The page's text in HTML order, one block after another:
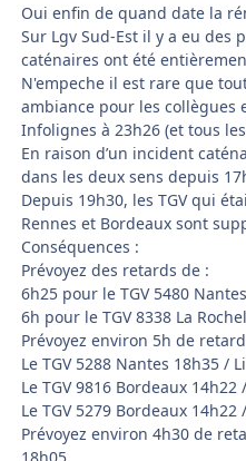
Oui enfin de quand date la
Sur Lgv Sud-Est il y a eu des
caténaires ont été
N'empeche il est rare que
ambiance pour les collègues
Infolignes à 23h26 (et tous
En raison d’un incident
dans les deux sens depuis
Depuis 19h30, les TGV qui
Rennes et Bordeaux sont
Conséquences :
Prévoyez des retards de :
6h25 pour le TGV 5480
6h pour le TGV 8338 La
Prévoyez environ 5h de
Le TGV 5288 Nantes 18h35 /
Le TGV 9816 Bordeaux
Le TGV 5279 Bordeaux
Prévoyez environ 4h30 de